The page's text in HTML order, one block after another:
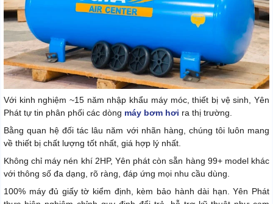
Với kinh nghiệm ~15 năm nhập khẩu máy móc, thiết bị vệ sinh, Yên
Phát tự tin phân phối các dòng máy bơm hơi ra thị trường.
Bằng quan hệ đối tác lâu năm với nhãn hàng, chúng tôi luôn mang
về thiết bị chất lượng tốt nhất, giá hợp lý nhất.
Không chỉ máy nén khí 2HP, Yên phát còn sẵn hàng 99+ model khác
với thông số đa dạng, rõ ràng, đáp ứng mọi nhu cầu dùng.
100% máy đủ giấy tờ kiểm định, kèm bảo hành dài hạn. Yên Phát